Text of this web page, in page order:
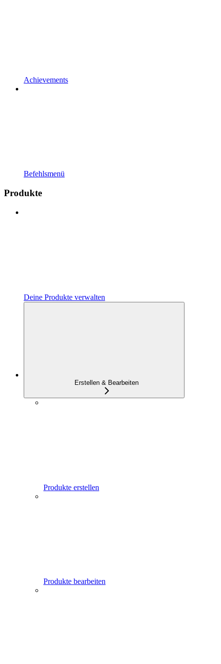
Achievements
Befehlsmenü
Produkte
Deine Produkte verwalten
Erstellen & Bearbeiten
Produkte erstellen
Produkte bearbeiten